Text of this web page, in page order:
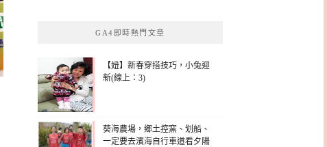
GA4即時熱門文章
【妞】新春穿搭技巧，小兔迎
新(線上：3)
葵海農場，鄉土控窯、划船、
一定要去濱海自行車道看夕陽